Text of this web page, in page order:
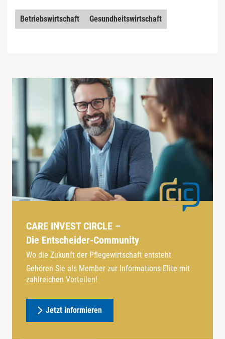
Betriebswirtschaft Gesundheitswirtschaft
CARE INVEST CIRCLE –
Die Entscheider-Community
Wo die Zukunft der Pflegewirtschaft entsteht
Gehören Sie als Member zur Informations-Elite mit
zahlreichen Vorteilen!
Jetzt informieren